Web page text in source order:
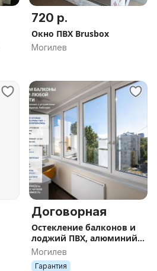
720 р.
Окно ПВХ Brusbox
Могилев
Договорная
Остекление балконов и
лоджий ПВХ, алюминий
под заказ
Могилев
Гарантия